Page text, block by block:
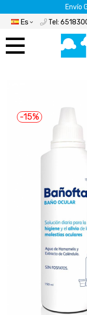
Envío
Es Tel:
-15%